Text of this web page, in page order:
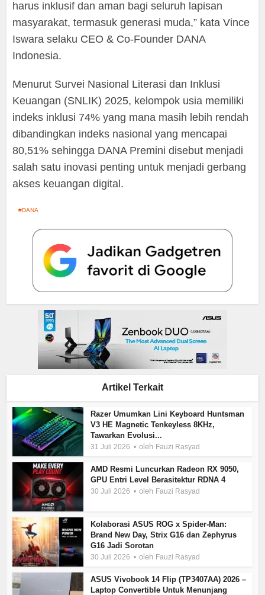
harus inklusif dan aman bagi seluruh lapisan
masyarakat, termasuk generasi muda,” kata Vince
Iswara selaku CEO & Co-Founder DANA
Indonesia.
Menurut Survei Nasional Literasi dan Inklusi
Keuangan (SNLIK) 2025, kelompok usia memiliki
indeks inklusi 74% yang mana masih lebih rendah
dibandingkan indeks nasional yang mencapai
80,51% sehingga DANA Premini disebut menjadi
salah satu inovasi penting untuk menjadi gerbang
akses keuangan digital.
DANA
Artikel Terkait
Razer Umumkan Lini Keyboard Huntsman
V3 HE Magnetic Tenkeyless 8KHz,
Tawarkan Evolusi...
31 Juli 2026 oleh Fauzi Rasyad
AMD Resmi Luncurkan Radeon RX 9050,
GPU Entri Level Berasitektur RDNA 4
30 Juli 2026 oleh Fauzi Rasyad
Kolaborasi ASUS ROG x Spider-Man:
Brand New Day, Strix G16 dan Zephyrus
G16 Jadi Sorotan
30 Juli 2026 oleh Fauzi Rasyad
ASUS Vivobook 14 Flip (TP3407AA) 2026 –
Laptop Convertible Untuk Menunjang